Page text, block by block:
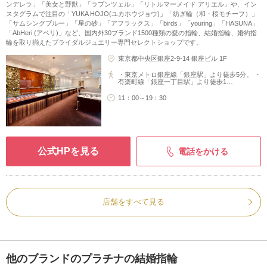
ンデレラ」「美女と野獣」「ラプンツェル」「リトルマーメイド アリエル」や、イン
スタグラムで注目の「YUKA HOJO(ユカホウジョウ)」「紡ぎ輪（和・桜モチーフ）」
「サムシングブルー」「星の砂」「アフラックス」「birds」「youring」「HASUNA」
「AbHeri (アベリ)」など、国内外30ブランド1500種類の愛の指輪、結婚指輪、婚約指
輪を取り揃えたブライダルジュエリー専門セレクトショップです。
東京都中央区銀座2-9-14 銀座ビル 1F
・東京メトロ銀座線「銀座駅」より徒歩5分。 ・
有楽町線「銀座一丁目駅」より徒歩1…
11：00～19：30
公式HPを見る 電話をかける
店舗をすべて見る
他のブランドのプラチナの結婚指輪